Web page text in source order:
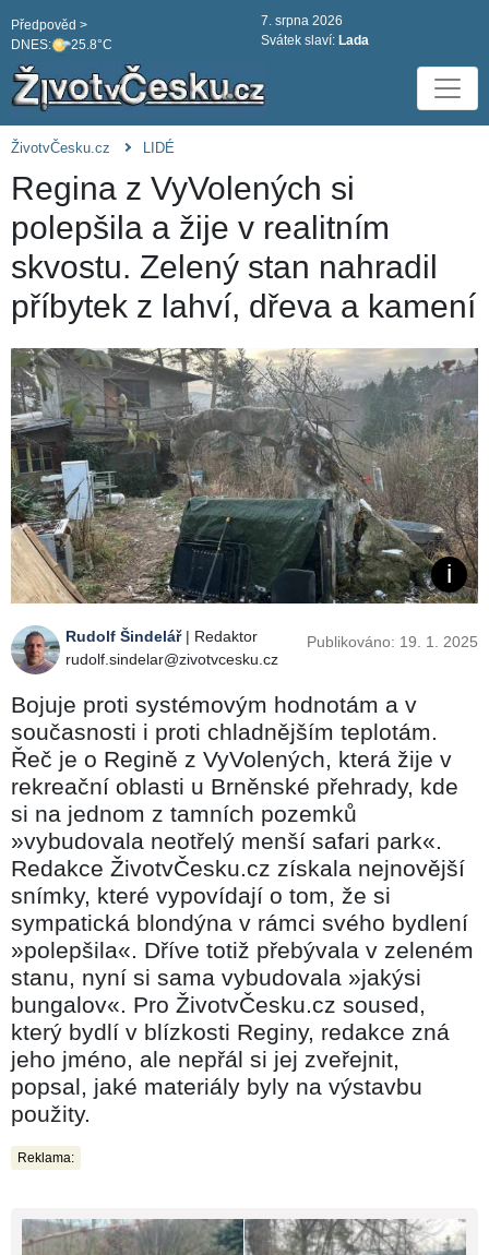
DNES: 25.8°C
Předpověd >
7. srpna 2026
Svátek slaví: Lada
ŽivotvČesku.cz LIDÉ
Regina z VyVolených si
polepšila a žije v realitním
skvostu. Zelený stan nahradil
příbytek z lahví, dřeva a kamení
Rudolf Šindelář| Redaktor
rudolf.sindelar@zivotvcesku.cz
Publikováno: 19. 1. 2025
Bojuje proti systémovým hodnotám a v
současnosti i proti chladnějším teplotám.
Řeč je o Regině z VyVolených, která žije v
rekreační oblasti u Brněnské přehrady, kde
si na jednom z tamních pozemků
»vybudovala neotřelý menší safari park«.
Redakce ŽivotvČesku.cz získala nejnovější
snímky, které vypovídají o tom, že si
sympatická blondýna v rámci svého bydlení
»polepšila«. Dříve totiž přebývala v zeleném
stanu, nyní si sama vybudovala »jakýsi
bungalov«. Pro ŽivotvČesku.cz soused,
který bydlí v blízkosti Reginy, redakce zná
jeho jméno, ale nepřál si jej zveřejnit,
popsal, jaké materiály byly na výstavbu
použity.
Reklama: